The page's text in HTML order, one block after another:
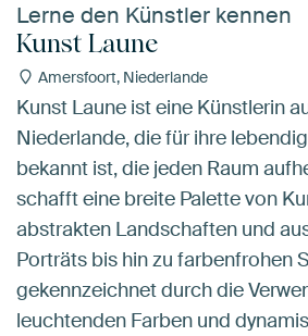
Lerne den Künstler kennen
Kunst Laune
Amersfoort, Niederlande
Kunst Laune ist eine Künstlerin
Niederlande, die für ihre
bekannt ist, die jeden Raum
schafft eine breite Palette von
abstrakten Landschaften und
Porträts bis hin zu farbenfrohen
gekennzeichnet durch die
leuchtenden Farben und